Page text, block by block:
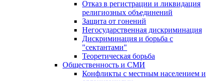
Отказ в регистрации и ликвидация
религиозных объединений
Защита от гонений
Негосударственная дискриминация
Дискриминация и борьба с
"сектантами"
Теоретическая борьба
Общественность и СМИ
Конфликты с местным населением и